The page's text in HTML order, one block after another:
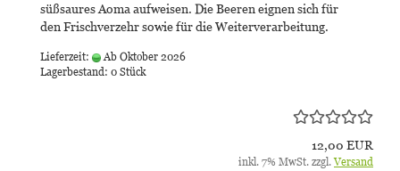
süßsaures Aoma aufweisen. Die Beeren eignen sich für
den Frischverzehr sowie für die Weiterverarbeitung.
Lieferzeit:
Ab Oktober 2026
Lagerbestand: 0 Stück
12,00 EUR
inkl. 7% MwSt. zzgl.Versand